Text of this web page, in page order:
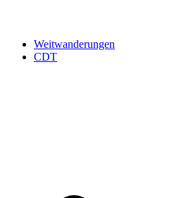
Weitwanderungen
CDT